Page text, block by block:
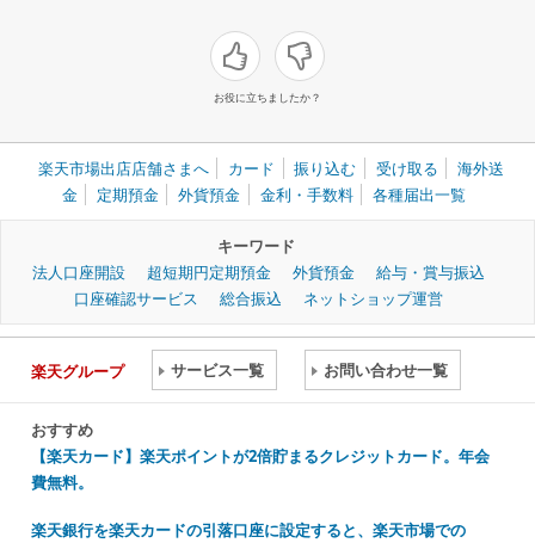
お役に立ちましたか？
楽天市場出店店舗さまへ カード 振り込む 受け取る
海外送
金
定期預金 外貨預金 金利・手数料 各種届出一覧
キーワード
法人口座開設
超短期円定期預金 外貨預金
給与・賞与振込
口座確認サービス
総合振込 ネットショップ運営
楽天グループ サービス一覧 お問い合わせ一覧
おすすめ
【楽天カード】楽天ポイントが2倍貯まるクレジットカード。年会
費無料。
楽天銀行を楽天カードの引落口座に設定すると、楽天市場での